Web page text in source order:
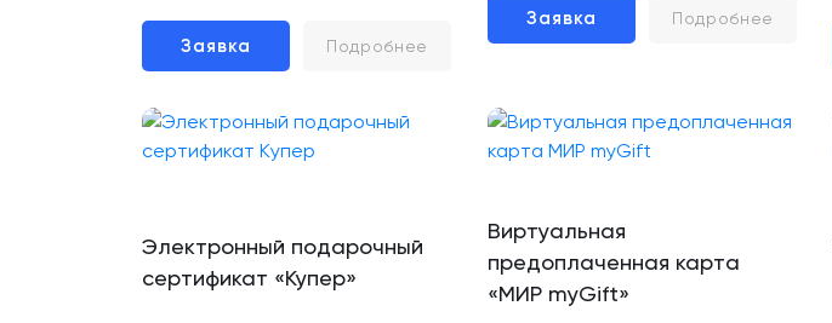
Заявка Подробнее
Заявка Подробнее
Электронный подарочный
сертификат «Купер»
Виртуальная
предоплаченная карта
«МИР myGift»